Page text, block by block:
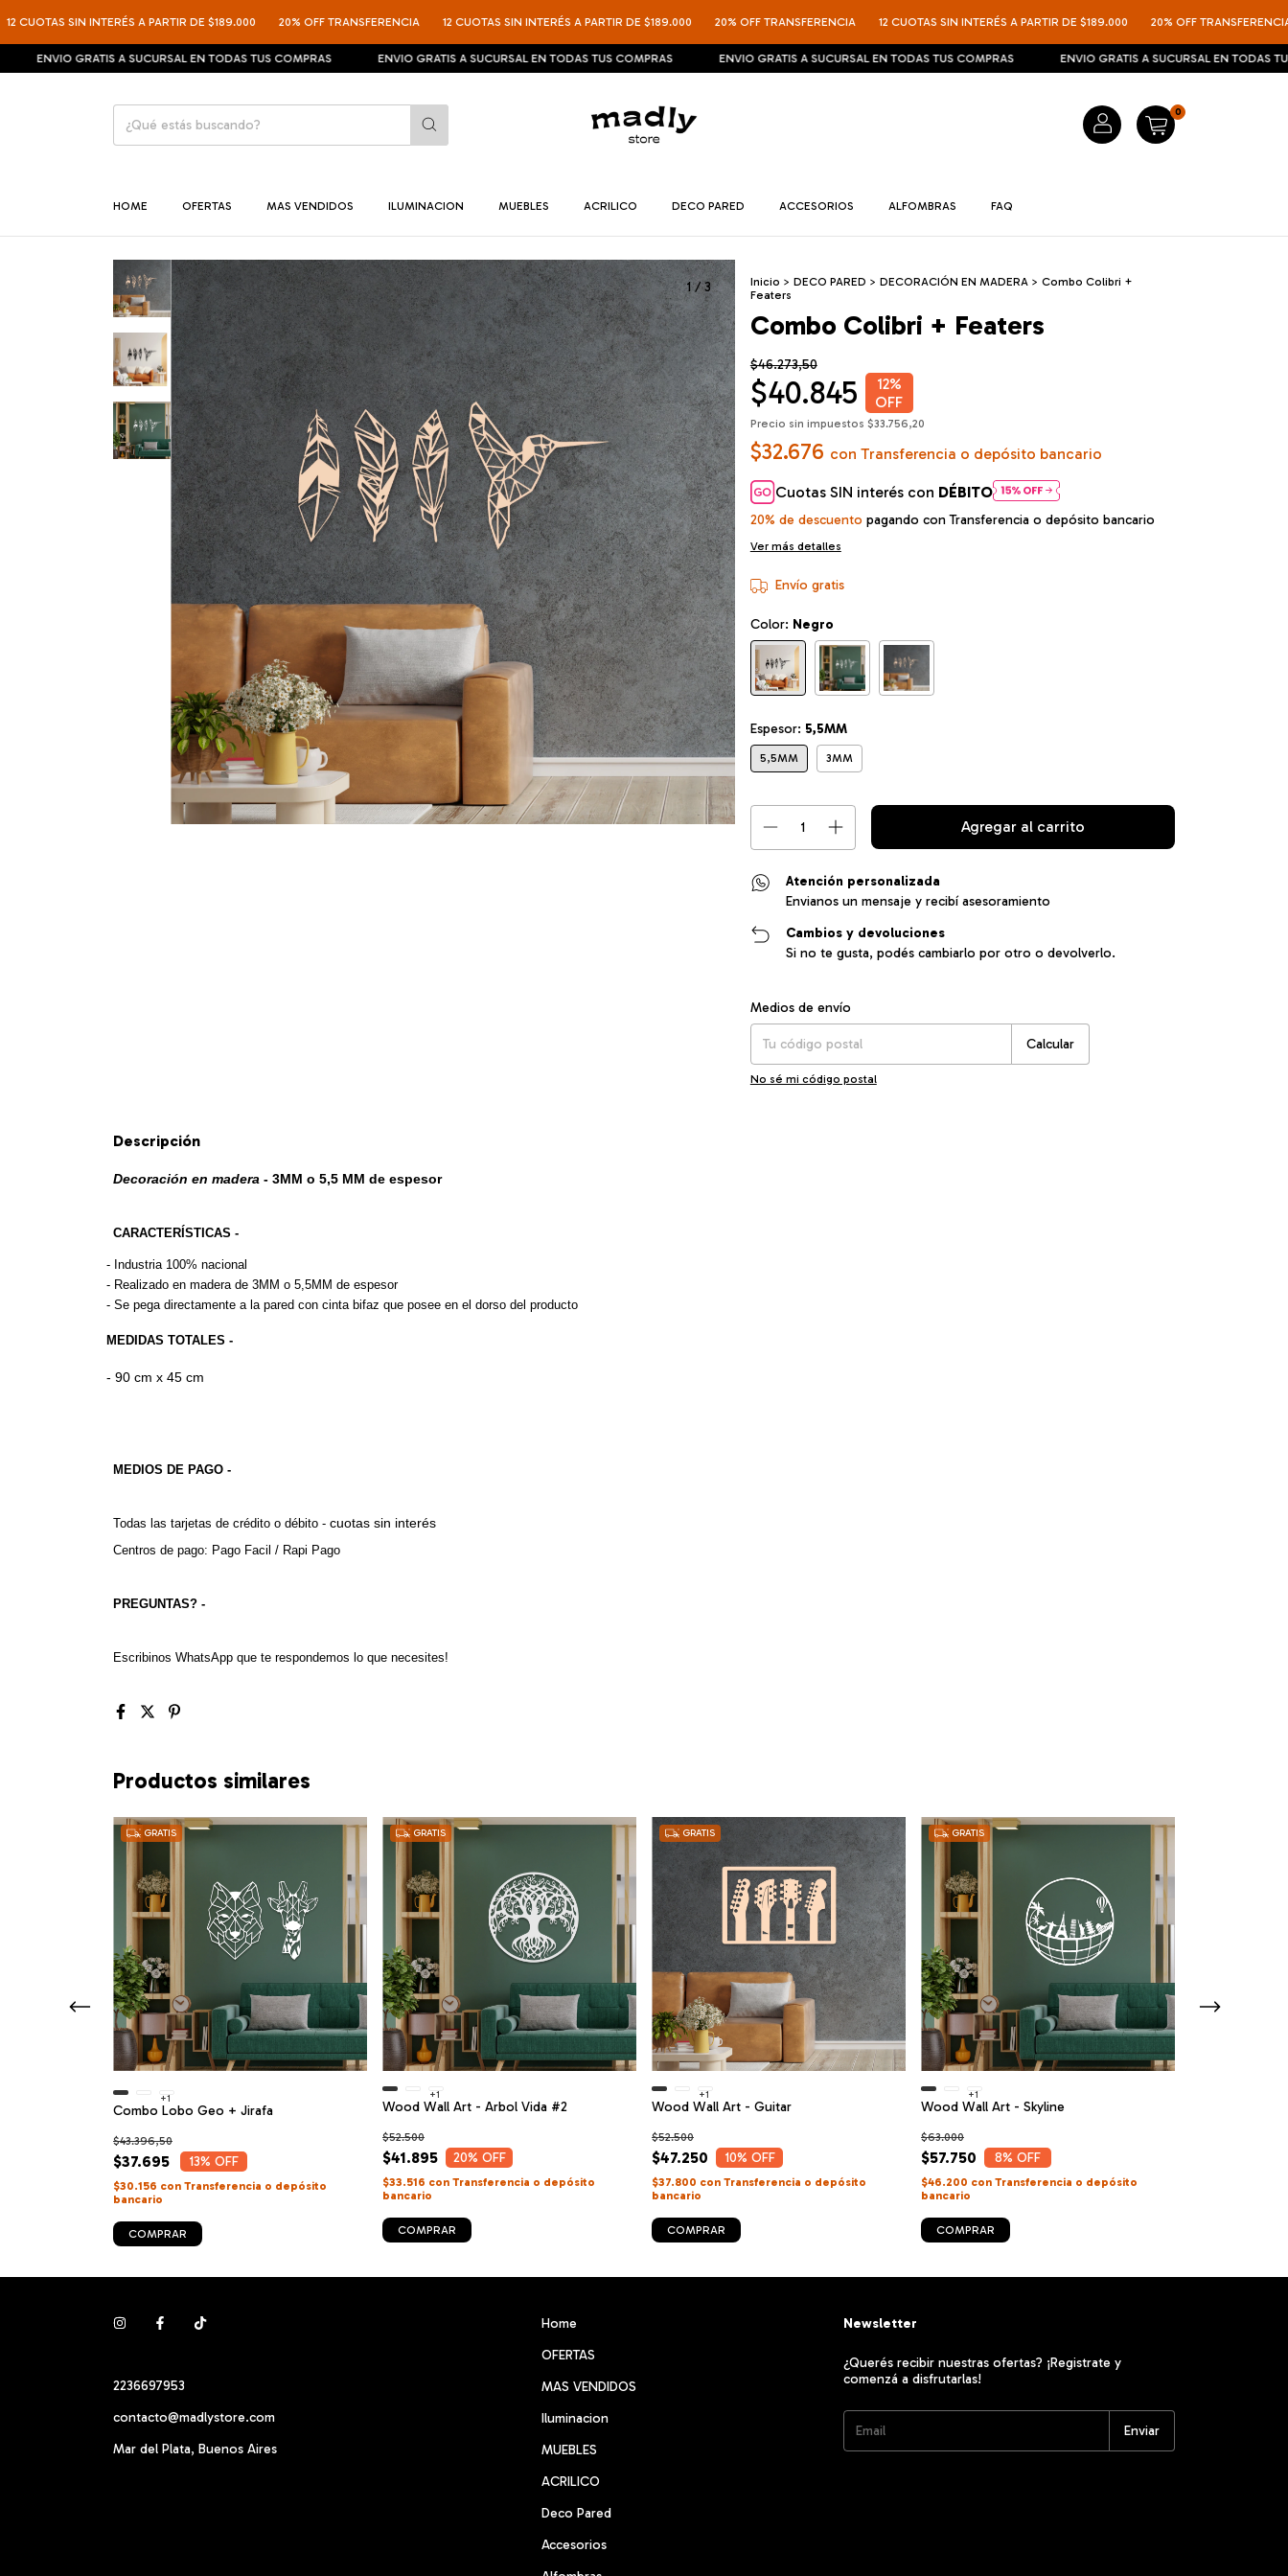
SIN INTERÉS A PARTIR DE $189.000 20% OFF TRANSFERENCIA 12 CUOTAS SIN INTERÉS A PARTIR DE $189.000 20% OFF TRANSFERENCIA 12 CUOTAS SIN INTERÉS A PARTIR DE $189.000 20% OFF TRANSFERENCIA 12
GRATIS A SUCURSAL EN TODAS TUS COMPRAS ENVIO GRATIS A SUCURSAL EN TODAS TUS COMPRAS ENVIO GRATIS A SUCURSAL EN TODAS TUS COMPRAS ENVIO GRATIS A SUCURSAL EN TODAS TUS
0
HOME OFERTAS MAS VENDIDOS ILUMINACION MUEBLES ACRILICO DECO PARED ACCESORIOS ALFOMBRAS FAQ
1/3 Inicio > DECO PARED > DECORACIÓN EN MADERA > Combo Colibri +
Featers
Combo Colibri + Featers
$46.273,50
$40.845 12%
OFF
Precio sin impuestos $33.756,20
$32.676 con Transferencia o depósito bancario
Cuotas SIN interés con DÉBITO
20% de descuento pagando con Transferencia o depósito bancario
Ver más detalles
Envío gratis
Color: Negro
Espesor: 5,5MM
5,5MM 3MM
Atención personalizada
Envianos un mensaje y recibí asesoramiento
Cambios y devoluciones
Si no te gusta, podés cambiarlo por otro o devolverlo.
Entregas para el CP:
Medios de envío
Calcular
No sé mi código postal
Descripción
Decoración en madera - 3MM o 5,5 MM de espesor
CARACTERÍSTICAS -
- Industria 100% nacional
- Realizado en madera de 3MM o 5,5MM de espesor
- Se pega directamente a la pared con cinta bifaz que posee en el dorso del producto
MEDIDAS TOTALES -
- 90 cm x 45 cm
MEDIOS DE PAGO -
Todas las tarjetas de crédito o débito - cuotas sin interés
Centros de pago: Pago Facil / Rapi Pago
PREGUNTAS? -
Escribinos WhatsApp que te respondemos lo que necesites!
Productos similares
GRATIS
Combo Lobo Geo + Jirafa
$37.695
$43.396,50
13% OFF
$30.156 con Transferencia o depósito
bancario
+1
COMPRAR
GRATIS
Wood Wall Art - Arbol Vida #2
$41.895
$52.500
20% OFF
$33.516 con Transferencia o depósito
bancario
+1
COMPRAR
GRATIS
Wood Wall Art - Guitar
$47.250
$52.500
10% OFF
$37.800 con Transferencia o depósito
bancario
+1
COMPRAR
GRATIS
Wood Wall Art - Skyline
$57.750
$63.000
8% OFF
$46.200 con Transferencia o depósito
bancario
+1
COMPRAR
2236697953
contacto@madlystore.com
Mar del Plata, Buenos Aires
Home
OFERTAS
MAS VENDIDOS
Iluminacion
MUEBLES
ACRILICO
Deco Pared
Accesorios
Newsletter
¿Querés recibir nuestras ofertas? ¡Registrate y
comenzá a disfrutarlas!